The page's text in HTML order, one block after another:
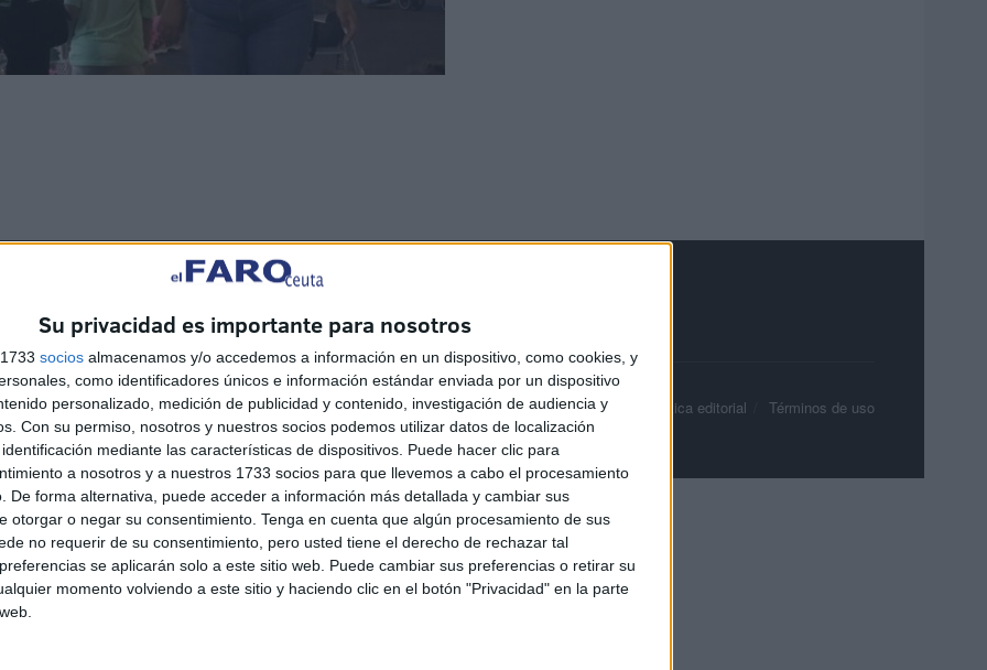
Su privacidad es importante para nosotros
socios almacenamos y/o accedemos a información en un dispositivo, como cookies, y
como identificadores únicos e información estándar enviada por un dispositivo
personalizado, medición de publicidad y contenido, investigación de audiencia y
Con su permiso, nosotros y nuestros socios podemos utilizar datos de localización
mediante las características de dispositivos. Puede hacer clic para
a nosotros y a nuestros 1733 socios para que llevemos a cabo el procesamiento
De forma alternativa, puede acceder a información más detallada y cambiar sus
otorgar o negar su consentimiento. Tenga en cuenta que algún procesamiento de sus
no requerir de su consentimiento, pero usted tiene el derecho de rechazar tal
se aplicarán solo a este sitio web. Puede cambiar sus preferencias o retirar su
momento volviendo a este sitio y haciendo clic en el botón "Privacidad" en la parte
Contacto Aviso legal – Protección de datos Política de cookies Política de privacidad Política editorial Términos de uso